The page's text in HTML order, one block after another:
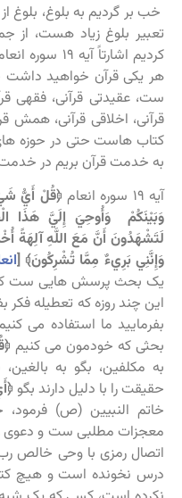
خب بر گردیم به بلوغ،
تعبیر بلوغ زیاد هست،
کردیم اشارتاً
هر یکی قرآن خواهید داشت
ست، عقیدتی قرآنی، فقهی
قرآنی، اخلاقی قرآنی، همش
کتاب هاست حتی در حوزه
به خدمت قرآن بریم در
آیه ۱۹ سوره انعام
﴿قُلْ أَيُّ
وَبَيْنَكُمْ وَأُوحِيَ إِلَيَّ هَذَا
لَتَشْهَدُونَ أَنَّ مَعَ اللَّهِ آلِهَةً
وَإِنَّنِي بَرِيءٌ مِمَّا تُشْرِكُونَ﴾ [
یک بحث پرسش هایی ست که
این چند روزه که تعطیله فکر
بفرمایید ما استفاده می
بحثی که خودمون می کنیم
به مکلفین، بگو به
حقیقت را با دلیل دارند بگو
خاتم النبیین (ص)
معجزات مطلبی ست و
اتصال رمزی با وحی خالص
درس نخونده است و هیچ